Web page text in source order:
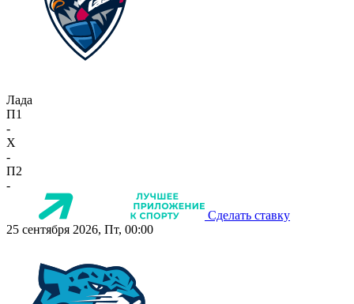
Лада
П1
-
X
-
П2
-
Сделать ставку
25 сентября 2026, Пт, 00:00